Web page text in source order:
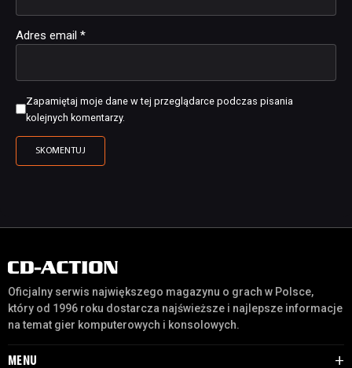
Adres email *
Zapamiętaj moje dane w tej przeglądarce podczas pisania
kolejnych komentarzy.
Oficjalny serwis największego magazynu o grach w Polsce,
który od 1996 roku dostarcza najświeższe i najlepsze informacje
na temat gier komputerowych i konsolowych.
MENU